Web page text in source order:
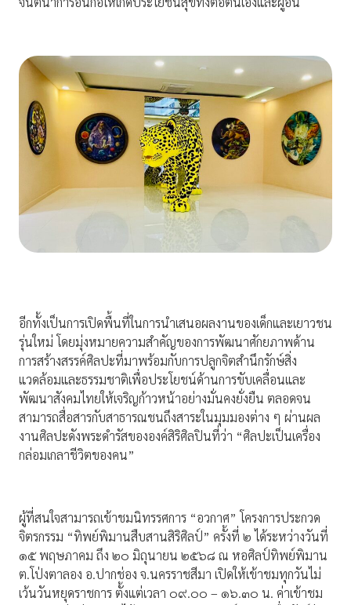
อีกทั้งเป็นการเปิดพื้นที่ในการนำเสนอผลงานของเด็กและเยาวชน
รุ่นใหม่ โดยมุ่งหมายความสำคัญของการพัฒนาศักยภาพด้าน
การสร้างสรรค์ศิลปะที่มาพร้อมกับการปลูกจิตสำนึกรักษ์สิ่ง
แวดล้อมและธรรมชาติเพื่อประโยชน์ด้านการขับเคลื่อนและ
พัฒนาสังคมไทยให้เจริญก้าวหน้าอย่างมั่นคงยั่งยืน ตลอดจน
สามารถสื่อสารกับสาธารณชนถึงสาระในมุมมองต่าง ๆ ผ่านผล
งานศิลปะดังพระดำรัสขององค์สิริศิลปินที่ว่า “ศิลปะเป็นเครื่อง
กล่อมเกลาชีวิตของคน”
ผู้ที่สนใจสามารถเข้าชมนิทรรศการ “อวกาศ” โครงการประกวด
จิตรกรรม “ทิพย์พิมานสืบสานสิริศิลป์” ครั้งที่ ๒ ได้ระหว่างวันที่
๑๕ พฤษภาคม ถึง ๒๐ มิถุนายน ๒๕๖๘ ณ หอศิลป์ทิพย์พิมาน
ต.โป่งตาลอง อ.ปากช่อง จ.นครราชสีมา เปิดให้เข้าชมทุกวันไม่
เว้นวันหยุดราชการ ตั้งแต่เวลา ๐๙.๐๐ – ๑๖.๓๐ น. ค่าเข้าชม